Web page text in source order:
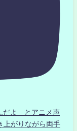
だよ とアニメ声
がりながら両手